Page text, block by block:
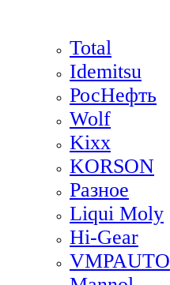
Total
Idemitsu
РосНефть
Wolf
Kixx
KORSON
Разное
Liqui Moly
Hi-Gear
VMPAUTO